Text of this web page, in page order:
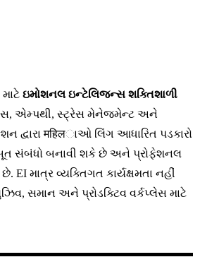
ઇમોશનલ ઇન્ટેલિજન્સ શક્તિશાળી
એમ્પથી, સ્ટ્રેસ મેનેજમેન્ટ અને
દ્વારા महिलાઓ લિંગ આધારિત પડકારો
સંબંધો બનાવી શકે છે અને પ્રોફેશનલ
EI માત્ર વ્યક્તિગત કાર્યક્ષમતા નહીં
સમાન અને પ્રોડક્ટિવ વર્કપ્લેસ માટે